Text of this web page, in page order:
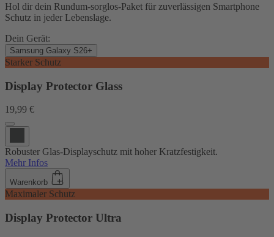
Hol dir dein Rundum-sorglos-Paket für zuverlässigen Smartphone
Schutz in jeder Lebenslage.
Dein Gerät:
Samsung Galaxy S26+
Starker Schutz
Display Protector Glass
19,99 €
Robuster Glas-Displayschutz mit hoher Kratzfestigkeit.
Mehr Infos
Warenkorb
Maximaler Schutz
Display Protector Ultra